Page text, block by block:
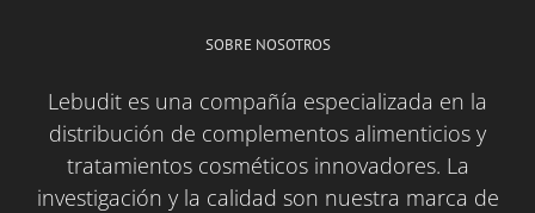
SOBRE NOSOTROS
Lebudit es una compañía especializada en la
distribución de complementos alimenticios y
tratamientos cosméticos innovadores. La
investigación y la calidad son nuestra marca de